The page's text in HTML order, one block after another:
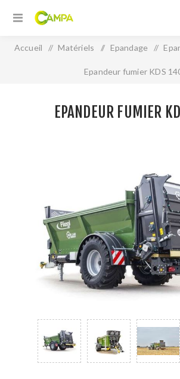
Accueil / Matériels / Epandage /
Epandeur fumier KDS
EPANDEUR FUMIER